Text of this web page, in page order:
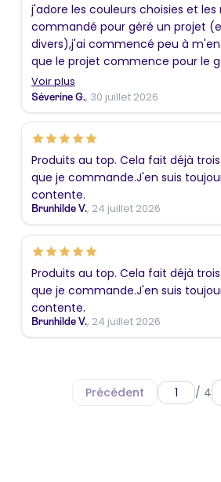
j'adore les couleurs choisies et les
commandé pour géré un projet
divers),j'ai commencé peu à
que le projet commence pour le
nouvel assistant
Voir plus
Séverine G., 30 juillet 2026
Produits au top. Cela fait déjà
que je commande.J'en suis
contente.
Brunhilde V., 24 juillet 2026
Produits au top. Cela fait déjà
que je commande.J'en suis
contente.
Brunhilde V., 24 juillet 2026
Précédent / 4